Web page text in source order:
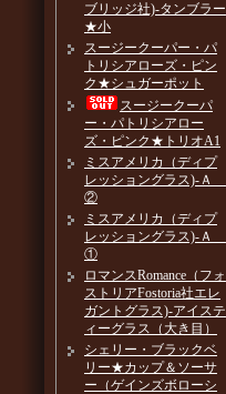
ブリッジ社)-タンブラー
★小
スージークーパー・パ
トリシアローズ・ピン
ク★シュガーポット
スージークーパ
ー・パトリシアロー
ズ・ピンク★トリオA1
ミスアメリカ（ディプ
レッショングラス)-Ａ
②
ミスアメリカ（ディプ
レッショングラス)-Ａ
①
ロマンスRomance（フォ
ストリアFostoria社エレ
ガントグラス)-アイステ
ィーグラス（大き目）
シェリー・ブラックベ
リー★カップ＆ソーサ
ー（ゲインズボローシ